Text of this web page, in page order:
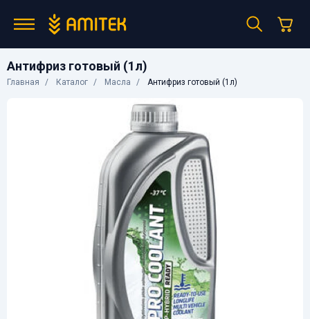
Антифриз готовый (1л)
Главная Каталог Масла Антифриз готовый (1л)